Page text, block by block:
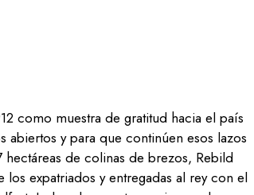
como muestra de gratitud hacia el país
y para que continúen esos lazos
de colinas de brezos, Rebild
los expatriados y entregadas al rey con el